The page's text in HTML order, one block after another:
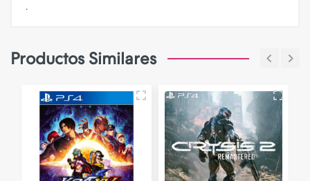
.
Productos Similares